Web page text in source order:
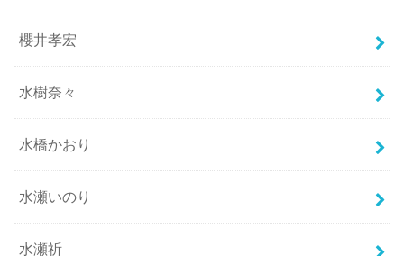
櫻井孝宏
水樹奈々
水橋かおり
水瀬いのり
水瀬祈